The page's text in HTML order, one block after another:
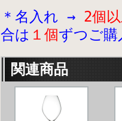
＊名入れ → 2個
合は １個ずつご購
関連商品